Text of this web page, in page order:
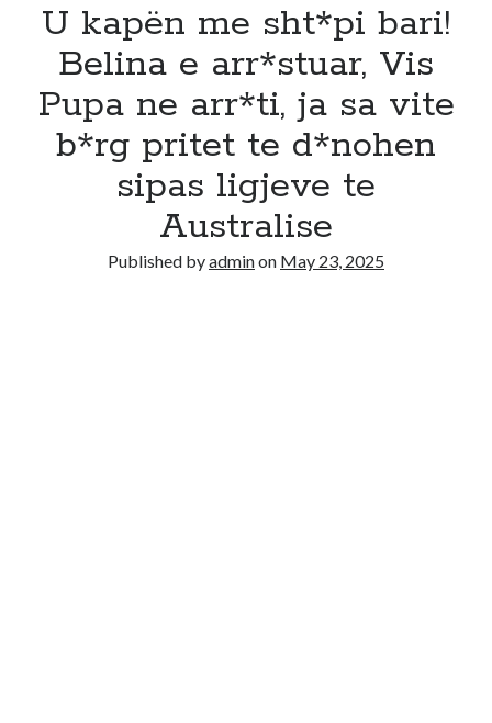
U kapën me sht*pi bari!
Belina e arr*stuar, Vis
Pupa ne arr*ti, ja sa vite
b*rg pritet te d*nohen
sipas ligjeve te
Australise
Published byadminon May 23, 2025